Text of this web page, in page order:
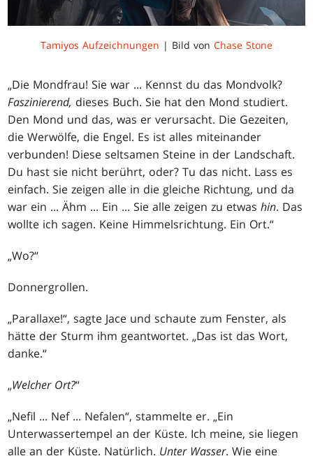
Tamiyos Aufzeichnungen | Bild von Chase Stone
„Die Mondfrau! Sie war ... Kennst du das Mondvolk?
Faszinierend, dieses Buch. Sie hat den Mond studiert.
Den Mond und das, was er verursacht. Die Gezeiten,
die Werwölfe, die Engel. Es ist alles miteinander
verbunden! Diese seltsamen Steine in der Landschaft.
Du hast sie nicht berührt, oder? Tu das nicht. Lass es
einfach. Sie zeigen alle in die gleiche Richtung, und da
war ein ... Ähm ... Ein ... Sie alle zeigen zu etwashin. Das
wollte ich sagen. Keine Himmelsrichtung. Ein Ort.“
„Wo?“
Donnergrollen.
„Parallaxe!“, sagte Jace und schaute zum Fenster, als
hätte der Sturm ihm geantwortet. „Das ist das Wort,
danke.“
„Welcher Ort?“
„Nefil ... Nef ... Nefalen“, stammelte er. „Ein
Unterwassertempel an der Küste. Ich meine, sie liegen
alle an der Küste. Natürlich. Unter Wasser. Wie eine